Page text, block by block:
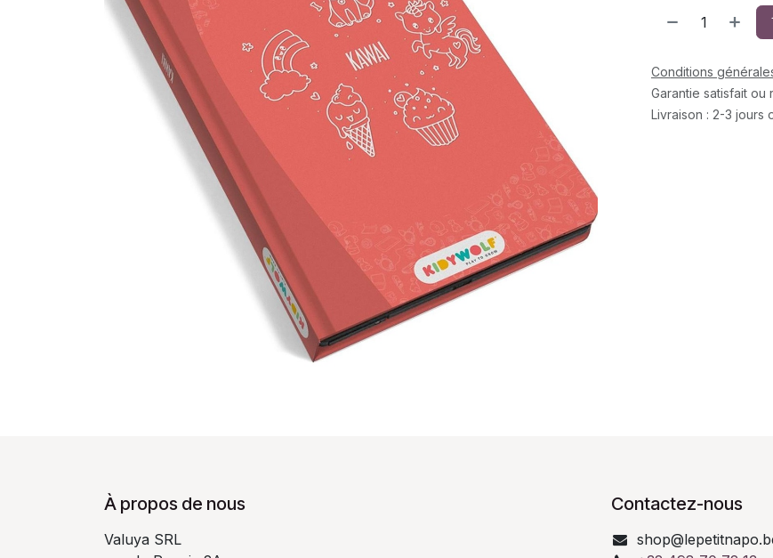
Conditions
Garantie satisfait ou
Livraison : 2-3 jours
À propos de nous
Valuya SRL
Contactez-nous